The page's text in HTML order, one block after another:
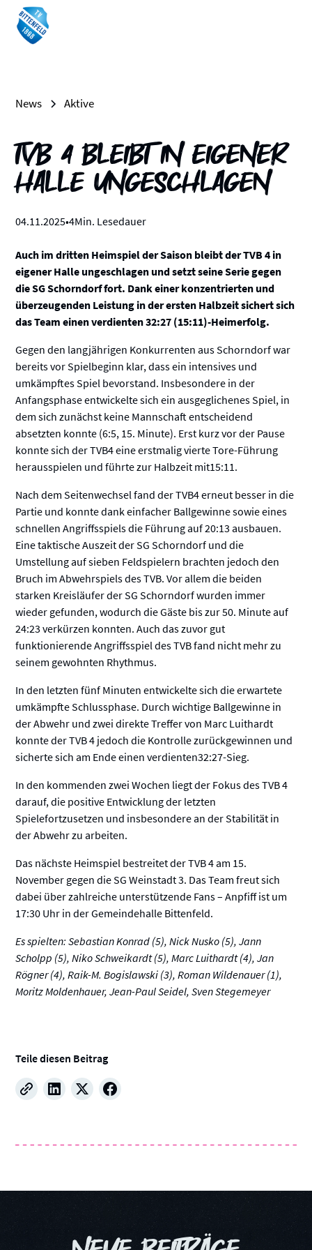
News Aktive
TVB 4 bleibt in eigener
Halle ungeschlagen
04.11.2025•4Min. Lesedauer
Auch im dritten Heimspiel der Saison bleibt der TVB 4 in
eigener Halle ungeschlagen und setzt seine Serie gegen
die SG Schorndorf fort. Dank einer konzentrierten und
überzeugenden Leistung in der ersten Halbzeit sichert sich
das Team einen verdienten 32:27 (15:11)-Heimerfolg.
Gegen den langjährigen Konkurrenten aus Schorndorf war
bereits vor Spielbeginn klar, dass ein intensives und
umkämpftes Spiel bevorstand. Insbesondere in der
Anfangsphase entwickelte sich ein ausgeglichenes Spiel, in
dem sich zunächst keine Mannschaft entscheidend
absetzten konnte (6:5, 15. Minute). Erst kurz vor der Pause
konnte sich der TVB4 eine erstmalig vierte Tore-Führung
herausspielen und führte zur Halbzeit mit15:11.
Nach dem Seitenwechsel fand der TVB4 erneut besser in die
Partie und konnte dank einfacher Ballgewinne sowie eines
schnellen Angriffsspiels die Führung auf 20:13 ausbauen.
Eine taktische Auszeit der SG Schorndorf und die
Umstellung auf sieben Feldspielern brachten jedoch den
Bruch im Abwehrspiels des TVB. Vor allem die beiden
starken Kreisläufer der SG Schorndorf wurden immer
wieder gefunden, wodurch die Gäste bis zur 50. Minute auf
24:23 verkürzen konnten. Auch das zuvor gut
funktionierende Angriffsspiel des TVB fand nicht mehr zu
seinem gewohnten Rhythmus.
In den letzten fünf Minuten entwickelte sich die erwartete
umkämpfte Schlussphase. Durch wichtige Ballgewinne in
der Abwehr und zwei direkte Treffer von Marc Luithardt
konnte der TVB 4 jedoch die Kontrolle zurückgewinnen und
sicherte sich am Ende einen verdienten32:27-Sieg.
In den kommenden zwei Wochen liegt der Fokus des TVB 4
darauf, die positive Entwicklung der letzten
Spielefortzusetzen und insbesondere an der Stabilität in
der Abwehr zu arbeiten.
Das nächste Heimspiel bestreitet der TVB 4 am 15.
November gegen die SG Weinstadt 3. Das Team freut sich
dabei über zahlreiche unterstützende Fans – Anpfiff ist um
17:30 Uhr in der Gemeindehalle Bittenfeld.
Es spielten: Sebastian Konrad (5), Nick Nusko (5), Jann
Scholpp (5), Niko Schweikardt (5), Marc Luithardt (4), Jan
Rögner (4), Raik-M. Bogislawski (3), Roman Wildenauer (1),
Moritz Moldenhauer, Jean-Paul Seidel, Sven Stegemeyer
Teile diesen Beitrag